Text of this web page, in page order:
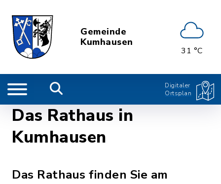
Gemeinde
Kumhausen
31 °C
Digitaler
Ortsplan
Das Rathaus in
Kumhausen
Das Rathaus finden Sie am